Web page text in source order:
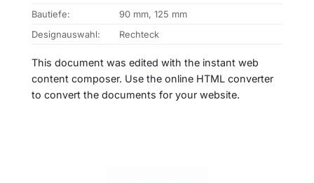
Bautiefe:
90 mm, 125 mm
Designauswahl:
Rechteck
This document was edited with the instant web
content composer. Use the online HTML converter
to convert the documents for your website.